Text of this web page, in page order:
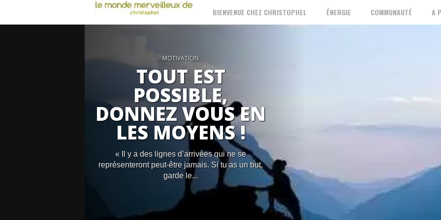
BIENVENUE CHEZ CHRISTOPHEL ÉNERGIE COMMUNAUTÉ A
MOTIVATION
TOUT EST
POSSIBLE,
DONNEZ VOUS EN
LES MOYENS !
« Il y a des lignes d’arrivées qui ne se
représenteront peut-être jamais. Si tu as un but,
garde le...